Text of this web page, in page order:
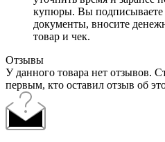
купюры. Вы подписываете
документы, вносите
товар и чек.
Отзывы
У данного товара нет отзывов.
первым, кто оставил отзыв об